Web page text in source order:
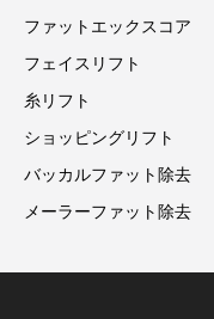
ファットエックスコア
フェイスリフト
糸リフト
ショッピングリフト
バッカルファット除去
メーラーファット除去